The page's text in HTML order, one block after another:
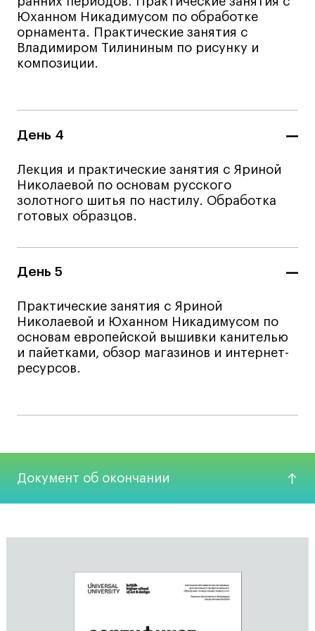
Карьера
Ассоциация выпускников
Живые проекты
Конкурсы
Летние стажировки
Проекты студентов
«Живые» проекты
Britanka New Creatives
Fashion Summer
Проект с Microsoft
Войти в кампус
Дни открытых
Дни открытых
8 495 640 30 92
8 495 640 30 92
Юханном Никадимусом по обработке
орнамента. Практические занятия с
Владимиром Тилининым по рисунку и
композиции.
День 4
Лекция и практические занятия с Яриной
Николаевой по основам русского
золотного шитья по настилу. Обработка
готовых образцов.
День 5
Практические занятия с Яриной
Николаевой и Юханном Никадимусом по
основам европейской вышивки канителью
и пайетками, обзор магазинов и интернет-
ресурсов.
Документ об окончании